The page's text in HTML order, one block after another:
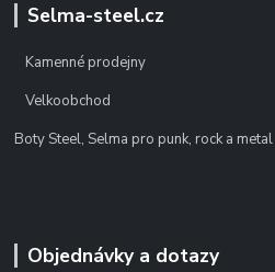
Selma-steel.cz
Kamenné prodejny
Velkoobchod
Boty Steel, Selma pro punk, rock a metal
Objednávky a dotazy